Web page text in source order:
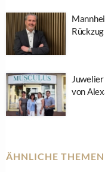
von
ÄHNLICHE THEMEN